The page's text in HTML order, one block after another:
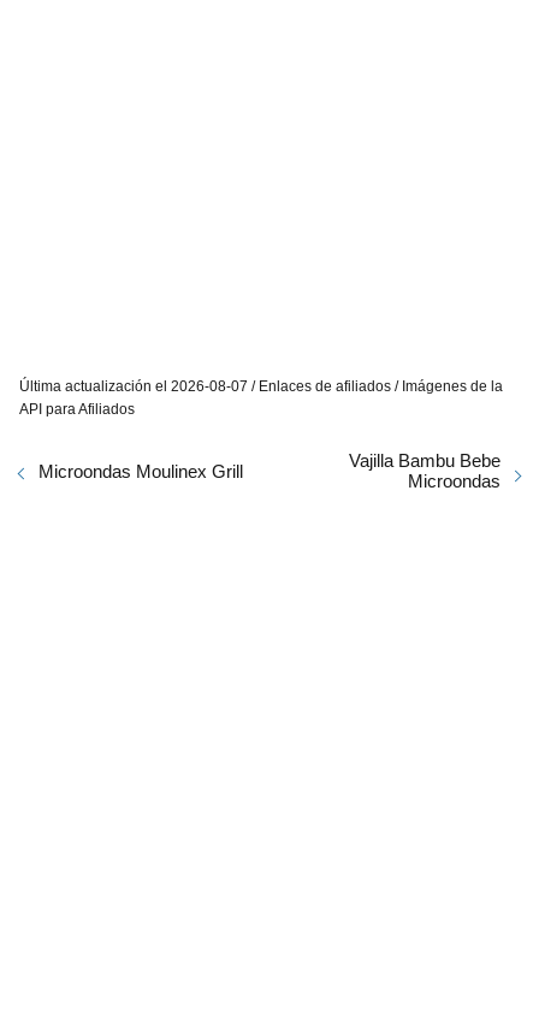
Última actualización el 2026-08-07 / Enlaces de afiliados / Imágenes de la
API para Afiliados
Microondas Moulinex Grill
Vajilla Bambu Bebe
Microondas